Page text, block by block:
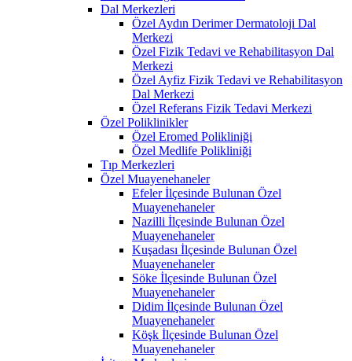
Dal Merkezleri
Özel Aydın Derimer Dermatoloji Dal
Merkezi
Özel Fizik Tedavi ve Rehabilitasyon Dal
Merkezi
Özel Ayfiz Fizik Tedavi ve Rehabilitasyon
Dal Merkezi
Özel Referans Fizik Tedavi Merkezi
Özel Poliklinikler
Özel Eromed Polikliniği
Özel Medlife Polikliniği
Tıp Merkezleri
Özel Muayenehaneler
Efeler İlçesinde Bulunan Özel
Muayenehaneler
Nazilli İlçesinde Bulunan Özel
Muayenehaneler
Kuşadası İlçesinde Bulunan Özel
Muayenehaneler
Söke İlçesinde Bulunan Özel
Muayenehaneler
Didim İlçesinde Bulunan Özel
Muayenehaneler
Köşk İlçesinde Bulunan Özel
Muayenehaneler